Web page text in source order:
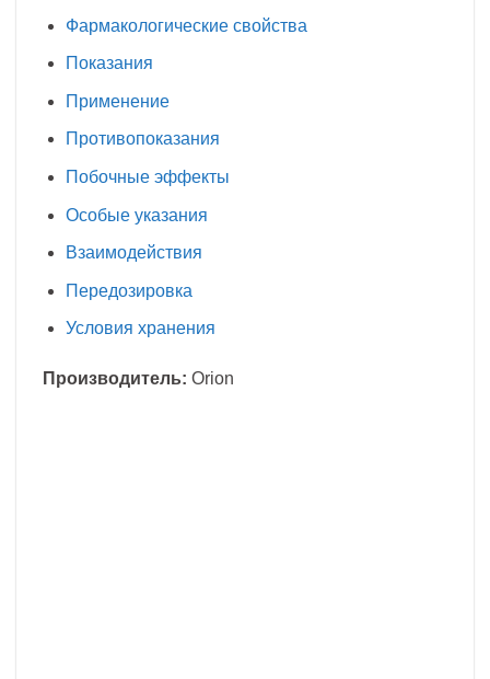
Фармакологические свойства
Показания
Применение
Противопоказания
Побочные эффекты
Особые указания
Взаимодействия
Передозировка
Условия хранения
Производитель: Orion